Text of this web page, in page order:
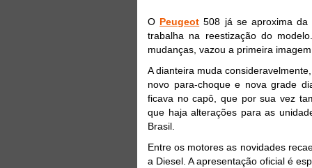
O Peugeot 508 já se aproxima
trabalha na reestização do
mudanças, vazou a primeira
A dianteira muda
novo para-choque e nova grade
ficava no capô, que por sua vez
que haja alterações para as
Brasil.
Entre os motores as novidades
a Diesel. A apresentação oficial é